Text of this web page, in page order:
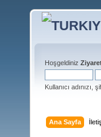
Hoşgeldiniz
Kullanıcı
Ana Sayfa